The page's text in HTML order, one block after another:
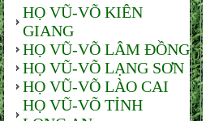
HỌ VŨ-VÕ KIÊN
GIANG
HỌ VŨ-VÕ LÂM ĐỒNG
HỌ VŨ-VÕ LẠNG SƠN
HỌ VŨ-VÕ LÀO CAI
HỌ VŨ-VÕ TỈNH